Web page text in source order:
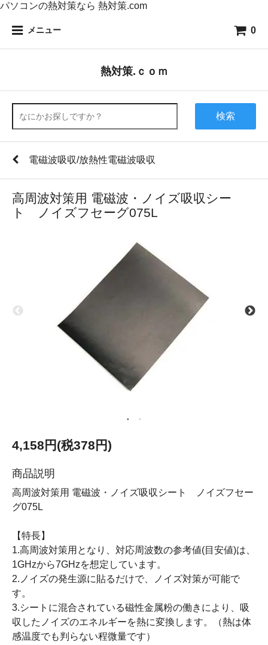
パソコンの熱対策なら 熱対策.com
メニュー 0
熱対策.ｃｏｍ
検索
電磁波吸収/放熱性電磁波吸収
高周波対策用 電磁波・ノイズ吸収シー
ト ノイズフセーグ075L
4,158円(税378円)
商品説明
高周波対策用 電磁波・ノイズ吸収シート ノイズフセー
グ075L
【特長】
1.高周波対策用となり、対応周波数の参考値(目安値)は、
1GHzから7GHzを想定しています。
2.ノイズの発生源に貼るだけで、ノイズ対策が可能で
す。
3.シートに混合されている磁性金属粉の働きにより、吸
収したノイズのエネルギーを熱に変換します。（熱は体
感温度でも判らない程微量です）